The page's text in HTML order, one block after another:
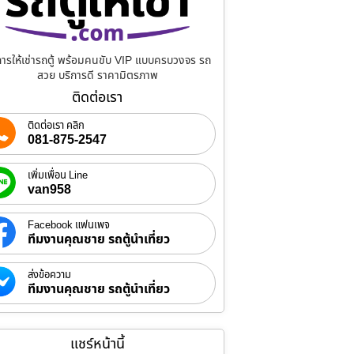
รให้เช่ารถตู้ พร้อมคนขับ VIP แบบครบวงจร รถ
สวย บริการดี ราคามิตรภาพ
ติดต่อเรา
ติดต่อเรา คลิก
081-875-2547
เพิ่มเพื่อน Line
van958
Facebook แฟนเพจ
ทีมงานคุณชาย รถตู้นำเที่ยว
ส่งข้อความ
ทีมงานคุณชาย รถตู้นำเที่ยว
แชร์หน้านี้